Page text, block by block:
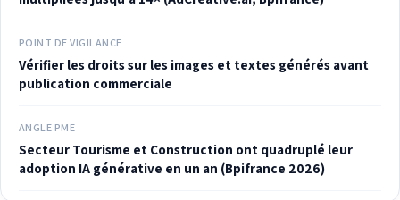
POINT DE VIGILANCE
Vérifier les droits sur les images et textes générés avant
publication commerciale
ANGLE PME
Secteur Tourisme et Construction ont quadruplé leur
adoption IA générative en un an (Bpifrance 2026)